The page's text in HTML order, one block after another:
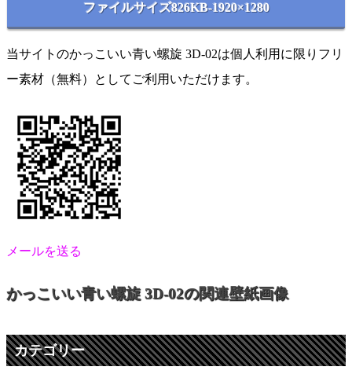
ファイルサイズ826KB-1920×1280
当サイトのかっこいい青い螺旋 3D-02は個人利用に限りフリ
ー素材（無料）としてご利用いただけます。
メールを送る
かっこいい青い螺旋 3D-02の関連壁紙画像
カテゴリー